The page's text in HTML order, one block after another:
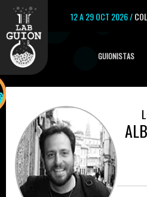
12 A 29 OCT 2026 /
GUIONISTAS